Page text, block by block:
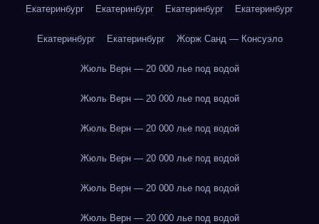
Екатеринбург Екатеринбург Екатеринбург Екатеринбург
Екатеринбург Екатеринбург Жорж Санд — Консуэло
Жюль Верн — 20 000 лье под водой
Жюль Верн — 20 000 лье под водой
Жюль Верн — 20 000 лье под водой
Жюль Верн — 20 000 лье под водой
Жюль Верн — 20 000 лье под водой
Жюль Верн — 20 000 лье под водой